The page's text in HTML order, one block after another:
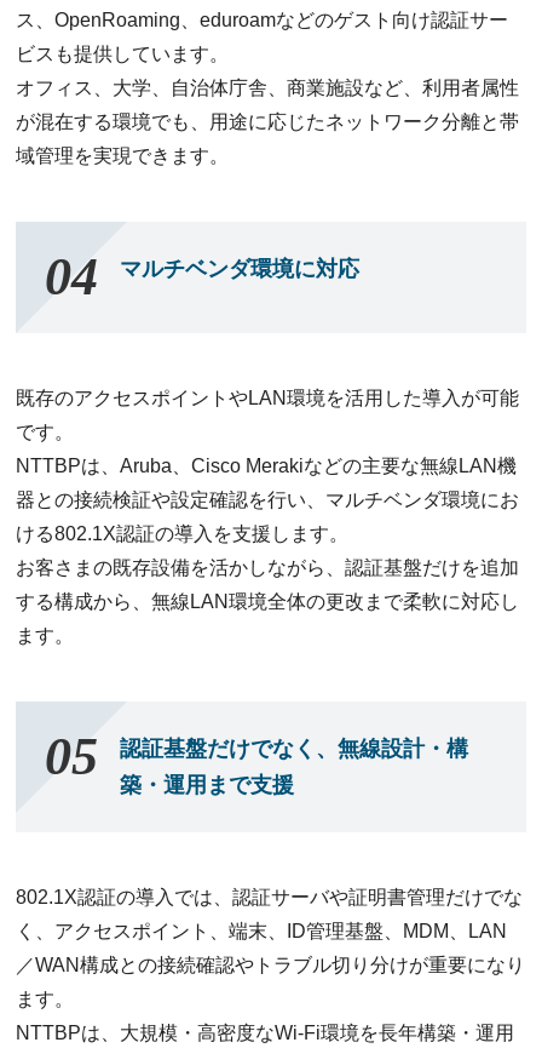
ス、OpenRoaming、eduroamなどのゲスト向け認証サー
ビスも提供しています。
オフィス、大学、自治体庁舎、商業施設など、利用者属性
が混在する環境でも、用途に応じたネットワーク分離と帯
域管理を実現できます。
マルチベンダ環境に対応
既存のアクセスポイントやLAN環境を活用した導入が可能
です。
NTTBPは、Aruba、Cisco Merakiなどの主要な無線LAN機
器との接続検証や設定確認を行い、マルチベンダ環境にお
ける802.1X認証の導入を支援します。
お客さまの既存設備を活かしながら、認証基盤だけを追加
する構成から、無線LAN環境全体の更改まで柔軟に対応し
ます。
認証基盤だけでなく、無線設計・構
築・運用まで支援
802.1X認証の導入では、認証サーバや証明書管理だけでな
く、アクセスポイント、端末、ID管理基盤、MDM、LAN
／WAN構成との接続確認やトラブル切り分けが重要になり
ます。
NTTBPは、大規模・高密度なWi-Fi環境を長年構築・運用